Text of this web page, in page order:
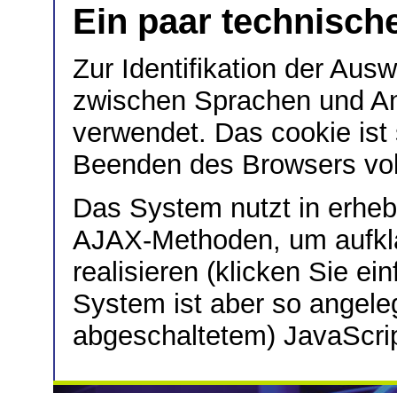
Ein paar
Zur Identifikation der
zwischen Sprachen und
verwendet. Das cookie
Beenden des Browsers
Das System nutzt in
AJAX-Methoden, um
realisieren (klicken Sie
System ist aber so
abgeschaltetem)